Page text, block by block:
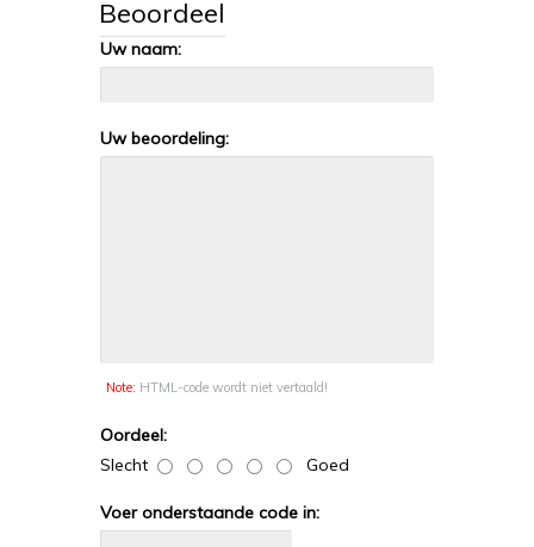
Beoordeel
Uw naam:
Uw beoordeling:
Note: HTML-code wordt niet vertaald!
Oordeel:
Slecht
Goed
Voer onderstaande code in: